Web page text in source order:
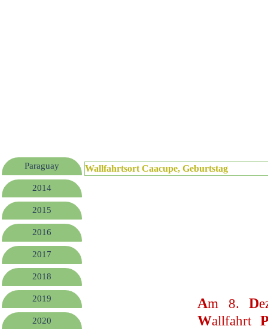
Paraguay
2014
2015
2016
2017
2018
2019
2020
Wallfahrtsort Caacupe, Geburtstag
Am 8. D
Wallfahrt